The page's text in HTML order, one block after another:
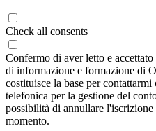
Check all consents
Confermo di aver letto e accettato
di informazione e formazione di
costituisce la base per
telefonica per la gestione del
possibilità di annullare
momento.